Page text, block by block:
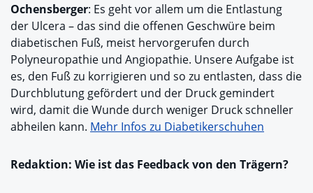
Ochensberger: Es geht vor allem um die Entlastung
der Ulcera – das sind die offenen Geschwüre beim
diabetischen Fuß, meist hervorgerufen durch
Polyneuropathie und Angiopathie. Unsere Aufgabe ist
es, den Fuß zu korrigieren und so zu entlasten, dass die
Durchblutung gefördert und der Druck gemindert
wird, damit die Wunde durch weniger Druck schneller
abheilen kann. Mehr Infos zu Diabetikerschuhen
Redaktion: Wie ist das Feedback von den Trägern?